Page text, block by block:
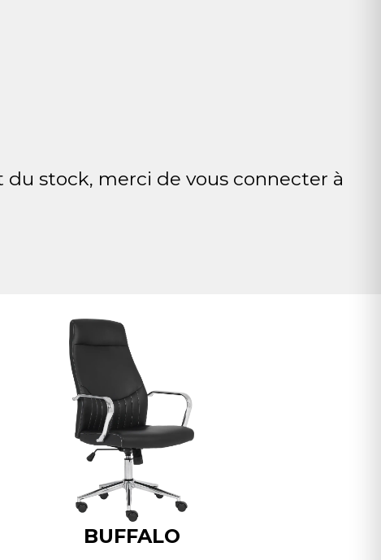
stock, merci de vous connecter à
BUFFALO